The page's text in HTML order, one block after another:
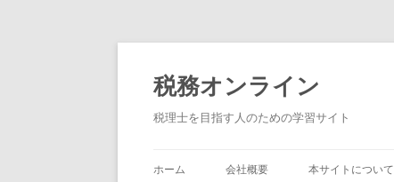
ン
テ
ツ
税務オンライン
税理士を目指す人のための学習サイト
ホーム 会社概要 本サイトについて